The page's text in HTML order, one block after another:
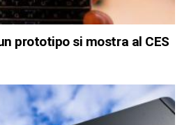
prototipo si mostra al CES